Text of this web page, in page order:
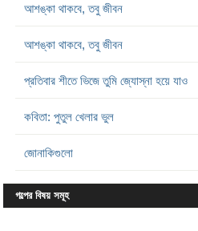
আশঙ্কা থাকবে, তবু জীবন
আশঙ্কা থাকবে, তবু জীবন
প্রতিবার শীতে ভিজে তুমি জ্যোস্না হয়ে যাও
কবিতা: পুতুল খেলার ভুল
জোনাকিগুলো
গল্পের বিষয় সমূহ